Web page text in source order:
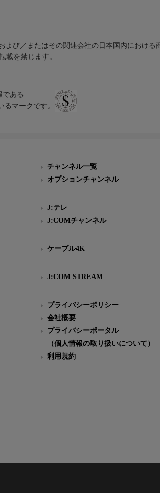
び／またはその関連会社の日本国内における
載を禁じます。
である
るマークです。
チャンネル一覧
オプションチャンネル
J:テレ
J:COMチャンネル
ケーブル4K
J:COM STREAM
プライバシーポリシー
会社概要
プライバシーポータル
（個人情報の取り扱いについて）
利用規約